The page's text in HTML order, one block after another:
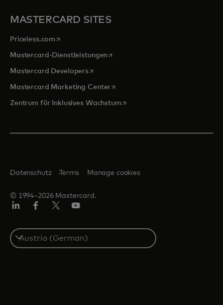
MASTERCARD SITES
Priceless.com wird in einer neuen Registerkarte geöffnet
Mastercard-Dienstleistungenwird in einer neuen Registerkarte
Mastercard Developerswird in einer neuen Registerkarte
Mastercard Marketing Centerwird in einer neuen
Zentrum für Inklusives Wachstumwird in einer neuen
© 1994–2026 Mastercard.
Datenschutz Terms Manage cookies
Select
a
country